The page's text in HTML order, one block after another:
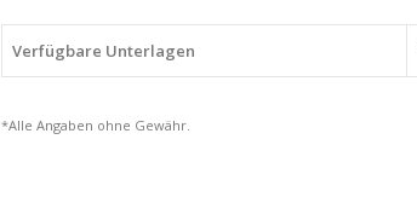
Verfügbare Unterlagen
*Alle Angaben ohne Gewähr.